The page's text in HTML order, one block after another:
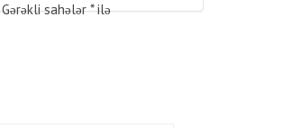
Gərəkli sahələr*ilə